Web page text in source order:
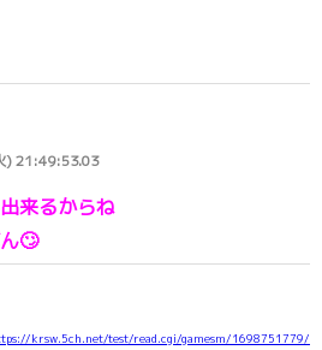
21:49:53.03
来るからね
🙄
krsw.5ch.net/test/read.cgi/gamesm/1698751779/